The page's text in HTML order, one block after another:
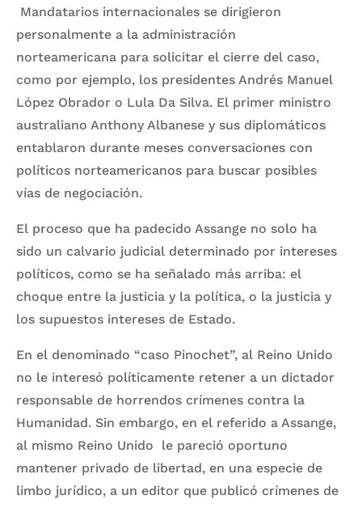
Mandatarios internacionales se dirigieron
personalmente a la administración
norteamericana para solicitar el cierre del caso,
como por ejemplo, los presidentes Andrés Manuel
López Obrador o Lula Da Silva. El primer ministro
australiano Anthony Albanese y sus diplomáticos
entablaron durante meses conversaciones con
políticos norteamericanos para buscar posibles
vías de negociación.
El proceso que ha padecido Assange no solo ha
sido un calvario judicial determinado por intereses
políticos, como se ha señalado más arriba: el
choque entre la justicia y la política, o la justicia y
los supuestos intereses de Estado.
En el denominado “caso Pinochet”, al Reino Unido
no le interesó políticamente retener a un dictador
responsable de horrendos crímenes contra la
Humanidad. Sin embargo, en el referido a Assange,
al mismo Reino Unido le pareció oportuno
mantener privado de libertad, en una especie de
limbo jurídico, a un editor que publicó crímenes de